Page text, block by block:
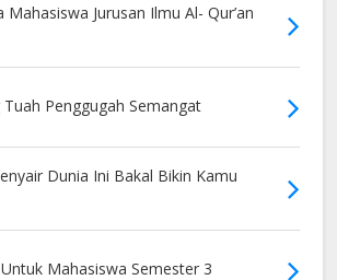
Jurusan Ilmu Al- Qur’an
Penggugah Semangat
Dunia Ini Bakal Bikin Kamu
Mahasiswa Semester 3